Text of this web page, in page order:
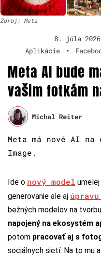
Zdroj: Meta
8. júla 2026
Aplikácie
•
Meta AI bude
vašim fotkám
Michal Reiter
Meta má nové AI
Image.
Ide o nový model
generovanie ale aj
bežných modelov na
napojený na ekosystém
potom pracovať aj s
sociálnych sietí. Na to mu